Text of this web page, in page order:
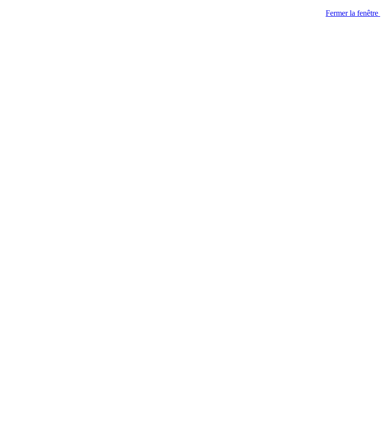
Fermer la fenêtre